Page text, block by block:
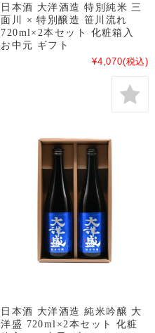
日本酒 大洋酒造 特別純米 三
面川 × 特別醸造 笹川流れ
720ml×2本セット 化粧箱入
お中元 ギフト
¥4,070(税込)
日本酒 大洋酒造 純米吟醸 大
洋盛 720ml×2本セット 化粧